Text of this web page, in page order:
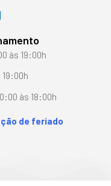
às 19:00h
às 18:00h
de feriado